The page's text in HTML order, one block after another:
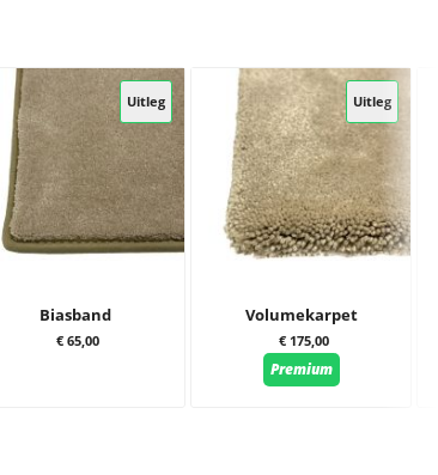
Uitleg
Biasband
€ 65,00
Uitleg
Volumekarpet
€ 175,00
Premium